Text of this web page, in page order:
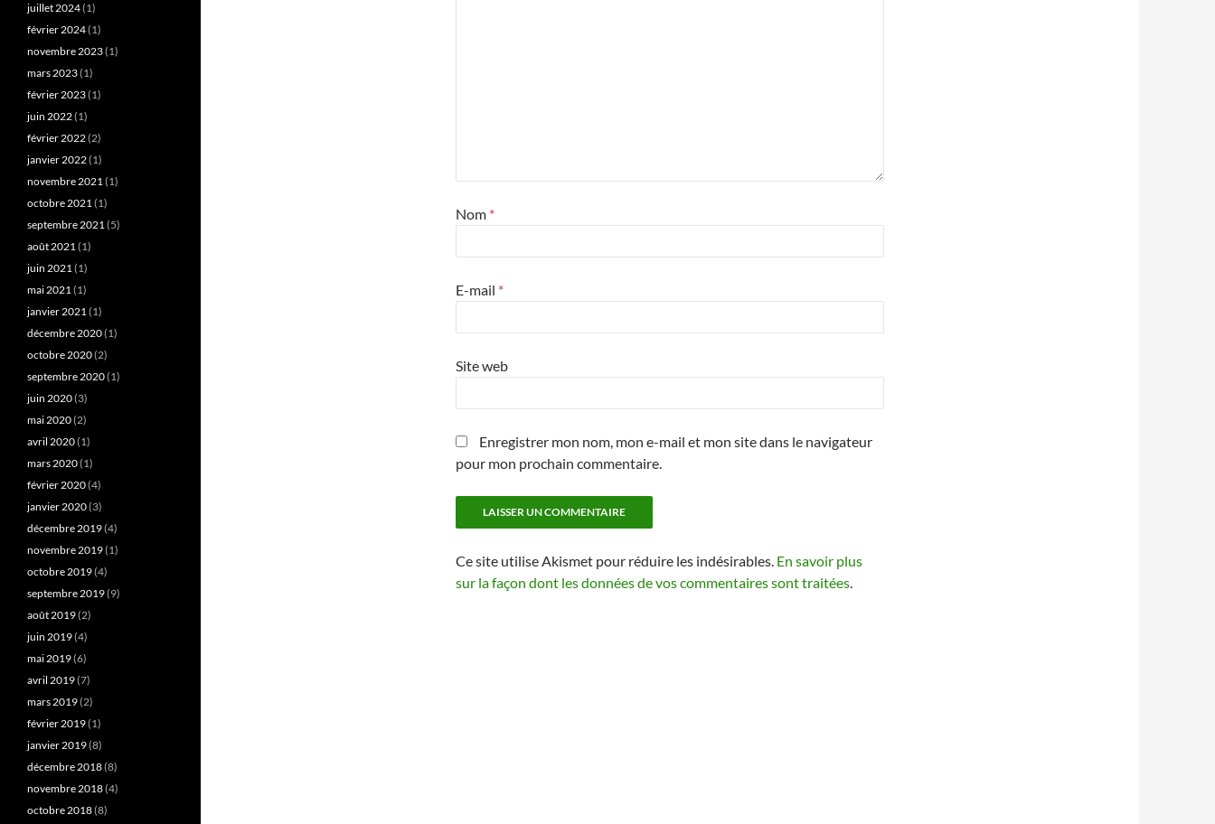
Nom *
E-mail *
Site web
Enregistrer mon nom, mon e-mail et mon site dans le navigateur
pour mon prochain commentaire.
Ce site utilise Akismet pour réduire les indésirables. En savoir plus
sur la façon dont les données de vos commentaires sont traitées.
juillet 2024(1)
février 2024(1)
novembre 2023(1)
mars 2023(1)
février 2023(1)
juin 2022(1)
février 2022(2)
janvier 2022(1)
novembre 2021(1)
octobre 2021(1)
septembre 2021(5)
août 2021(1)
juin 2021(1)
mai 2021(1)
janvier 2021(1)
décembre 2020(1)
octobre 2020(2)
septembre 2020(1)
juin 2020(3)
mai 2020(2)
avril 2020(1)
mars 2020(1)
février 2020(4)
janvier 2020(3)
décembre 2019(4)
novembre 2019(1)
octobre 2019(4)
septembre 2019(9)
août 2019(2)
juin 2019(4)
mai 2019(6)
avril 2019(7)
mars 2019(2)
février 2019(1)
janvier 2019(8)
décembre 2018(8)
novembre 2018(4)
octobre 2018(8)